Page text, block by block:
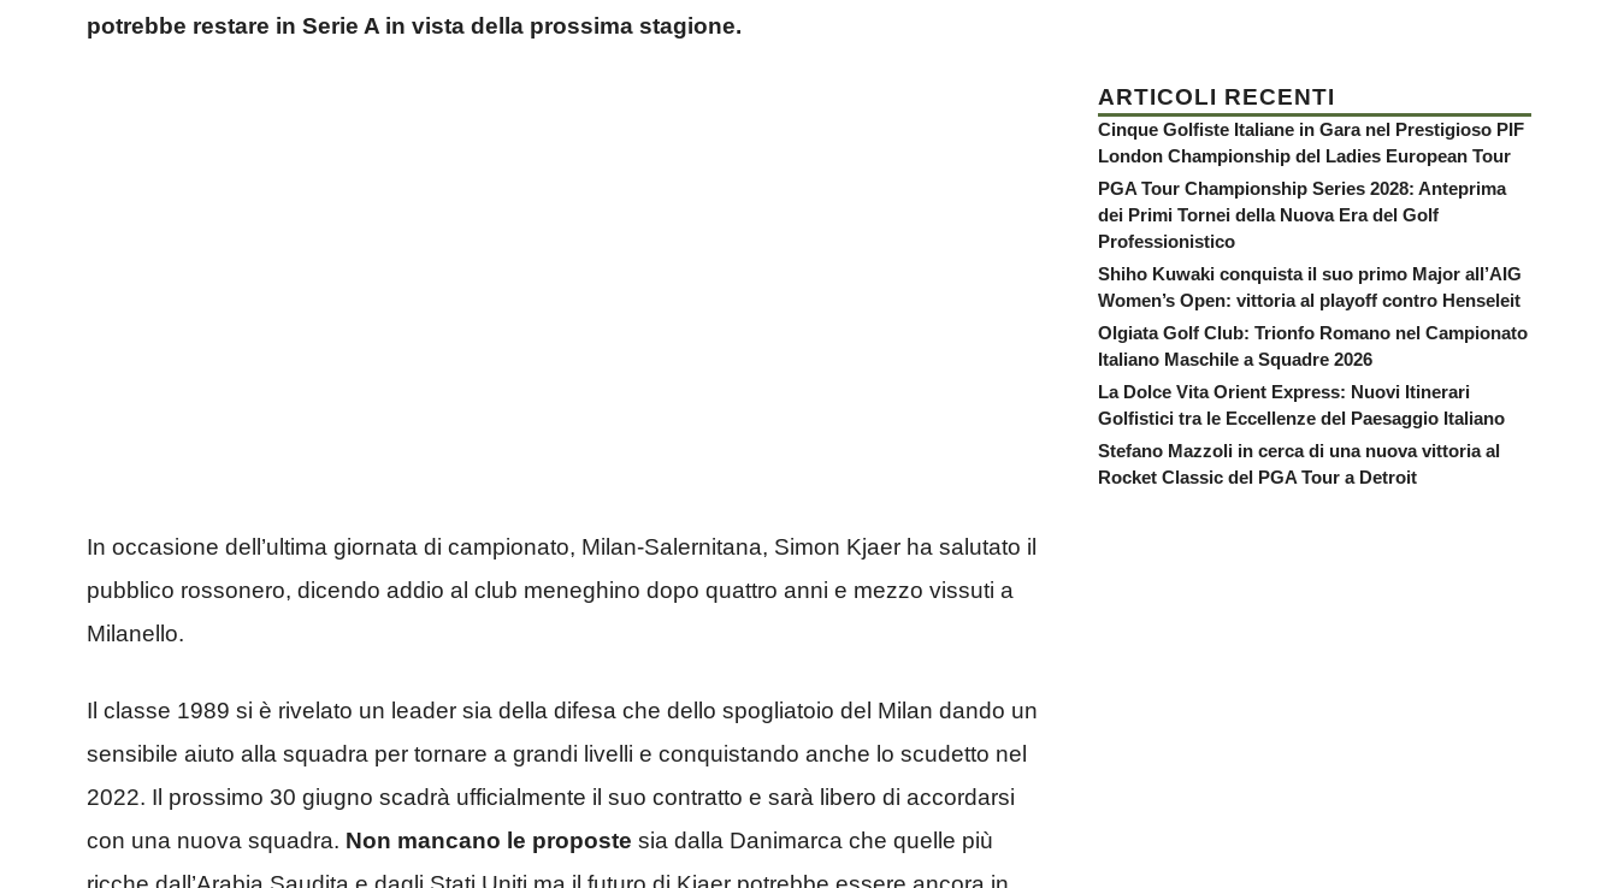
potrebbe restare in Serie A in vista della prossima stagione.
In occasione dell’ultima giornata di campionato, Milan-Salernitana, Simon Kjaer ha salutato il
pubblico rossonero, dicendo addio al club meneghino dopo quattro anni e mezzo vissuti a
Milanello.
Il classe 1989 si è rivelato un leader sia della difesa che dello spogliatoio del Milan dando un
sensibile aiuto alla squadra per tornare a grandi livelli e conquistando anche lo scudetto nel
2022. Il prossimo 30 giugno scadrà ufficialmente il suo contratto e sarà libero di accordarsi
con una nuova squadra. Non mancano le proposte sia dalla Danimarca che quelle più
ARTICOLI RECENTI
Cinque Golfiste Italiane in Gara nel Prestigioso PIF
London Championship del Ladies European Tour
PGA Tour Championship Series 2028: Anteprima
dei Primi Tornei della Nuova Era del Golf
Professionistico
Shiho Kuwaki conquista il suo primo Major all’AIG
Women’s Open: vittoria al playoff contro Henseleit
Olgiata Golf Club: Trionfo Romano nel Campionato
Italiano Maschile a Squadre 2026
La Dolce Vita Orient Express: Nuovi Itinerari
Golfistici tra le Eccellenze del Paesaggio Italiano
Stefano Mazzoli in cerca di una nuova vittoria al
Rocket Classic del PGA Tour a Detroit